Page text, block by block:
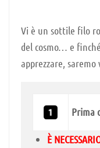
Vi è un sottile filo
del cosmo… e
apprezzare,
Prima
È